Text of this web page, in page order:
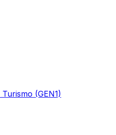
(GEN1)